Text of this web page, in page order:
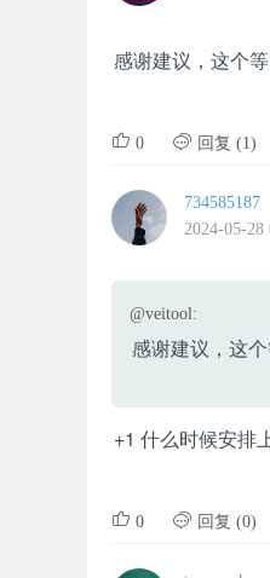
感谢建议，这个等
 0  回复 (1)
734585187
2024-05-28
@veitool:
感谢建议，这个
+1 什么时候安排
 0  回复 (0)